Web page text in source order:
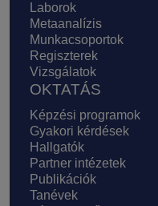
Laborok
Metaanalízis
Munkacsoportok
Regiszterek
Vizsgálatok
OKTATÁS
Képzési programok
Gyakori kérdések
Hallgatók
Partner intézetek
Publikációk
Tanévek